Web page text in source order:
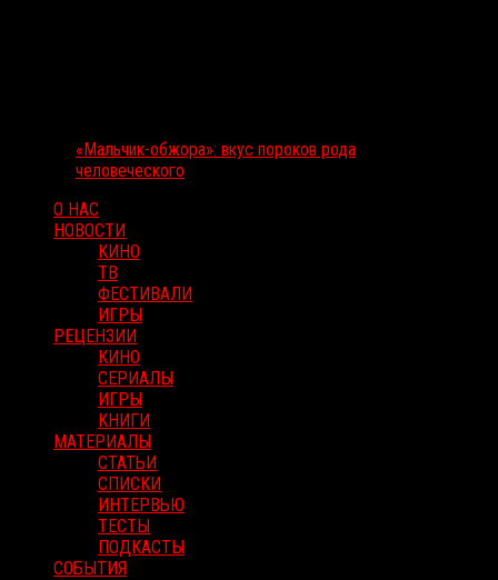
«Мальчик-обжора»: вкус пороков рода
человеческого
О НАС
НОВОСТИ
КИНО
ТВ
ФЕСТИВАЛИ
ИГРЫ
РЕЦЕНЗИИ
КИНО
СЕРИАЛЫ
ИГРЫ
КНИГИ
МАТЕРИАЛЫ
СТАТЬИ
СПИСКИ
ИНТЕРВЬЮ
ТЕСТЫ
ПОДКАСТЫ
СОБЫТИЯ